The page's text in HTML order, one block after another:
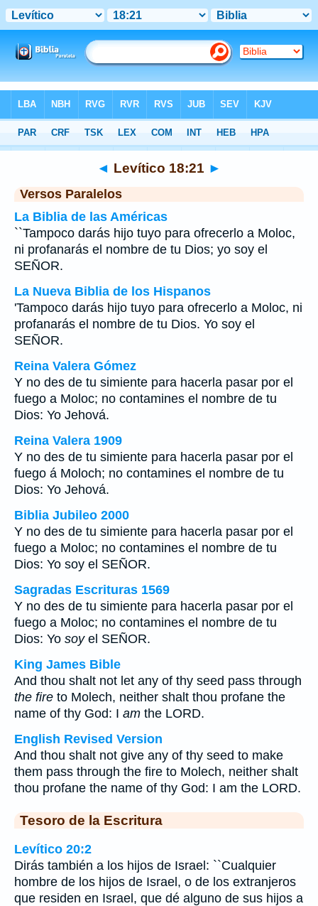
>Levítico Capítulo 18 > Verso 21
◄ Levítico 18:21 ►
Versos Paralelos
La Biblia de las Américas
``Tampoco darás hijo tuyo para ofrecerlo a Moloc,
ni profanarás el nombre de tu Dios; yo soy el
SEÑOR.
La Nueva Biblia de los Hispanos
'Tampoco darás hijo tuyo para ofrecerlo a Moloc, ni
profanarás el nombre de tu Dios. Yo soy el
SEÑOR.
Reina Valera Gómez
Y no des de tu simiente para hacerla pasar por el
fuego a Moloc; no contamines el nombre de tu
Dios: Yo Jehová.
Reina Valera 1909
Y no des de tu simiente para hacerla pasar por el
fuego á Moloch; no contamines el nombre de tu
Dios: Yo Jehová.
Biblia Jubileo 2000
Y no des de tu simiente para hacerla pasar por el
fuego a Moloc; no contamines el nombre de tu
Dios: Yo soy el SEÑOR.
Sagradas Escrituras 1569
Y no des de tu simiente para hacerla pasar por el
fuego a Moloc; no contamines el nombre de tu
Dios: Yo soyel SEÑOR.
King James Bible
And thou shalt not let any of thy seed pass through
the fire to Molech, neither shalt thou profane the
name of thy God: I am the LORD.
English Revised Version
And thou shalt not give any of thy seed to make
them pass through the fire to Molech, neither shalt
thou profane the name of thy God: I am the LORD.
Tesoro de la Escritura
Levítico 20:2
Dirás también a los hijos de Israel: ``Cualquier
hombre de los hijos de Israel, o de los extranjeros
que residen en Israel, que dé alguno de sus hijos a